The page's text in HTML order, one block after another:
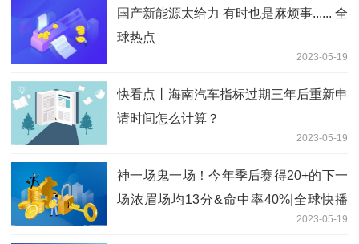
国产新能源太给力 有时也是麻烦事...... 全
球热点
2023-05-19
快看点丨海南汽车指标过期三年后重新申
请时间怎么计算？
2023-05-19
神一场鬼一场！今年季后赛得20+的下一
场浓眉场均13分&命中率40%|全球快播
2023-05-19